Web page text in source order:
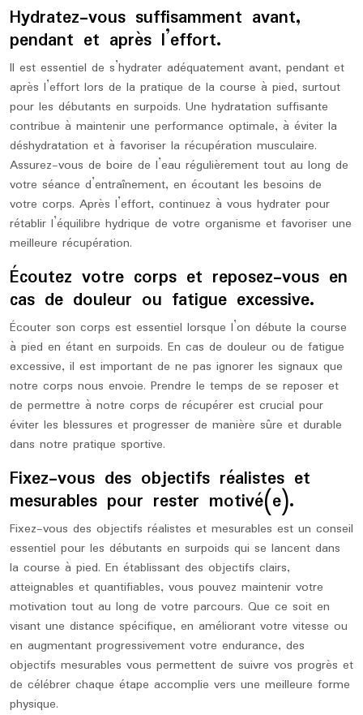
Hydratez-vous suffisamment avant,
pendant et après l’effort.
Il est essentiel de s’hydrater adéquatement avant, pendant et
après l’effort lors de la pratique de la course à pied, surtout
pour les débutants en surpoids. Une hydratation suffisante
contribue à maintenir une performance optimale, à éviter la
déshydratation et à favoriser la récupération musculaire.
Assurez-vous de boire de l’eau régulièrement tout au long de
votre séance d’entraînement, en écoutant les besoins de
votre corps. Après l’effort, continuez à vous hydrater pour
rétablir l’équilibre hydrique de votre organisme et favoriser une
meilleure récupération.
Écoutez votre corps et reposez-vous en
cas de douleur ou fatigue excessive.
Écouter son corps est essentiel lorsque l’on débute la course
à pied en étant en surpoids. En cas de douleur ou de fatigue
excessive, il est important de ne pas ignorer les signaux que
notre corps nous envoie. Prendre le temps de se reposer et
de permettre à notre corps de récupérer est crucial pour
éviter les blessures et progresser de manière sûre et durable
dans notre pratique sportive.
Fixez-vous des objectifs réalistes et
mesurables pour rester motivé(e).
Fixez-vous des objectifs réalistes et mesurables est un conseil
essentiel pour les débutants en surpoids qui se lancent dans
la course à pied. En établissant des objectifs clairs,
atteignables et quantifiables, vous pouvez maintenir votre
motivation tout au long de votre parcours. Que ce soit en
visant une distance spécifique, en améliorant votre vitesse ou
en augmentant progressivement votre endurance, des
objectifs mesurables vous permettent de suivre vos progrès et
de célébrer chaque étape accomplie vers une meilleure forme
physique.